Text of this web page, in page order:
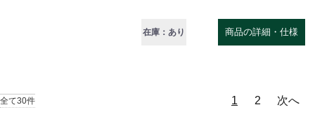
在庫：あり 商品の詳細・仕様
全て30件 1 2 次へ